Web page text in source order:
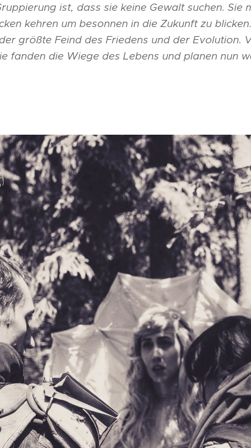
ist, dass sie keine Gewalt suchen. Sie
kehren um besonnen in die Zukunft zu
größte Feind des Friedens und der Evolution.
fanden die Wiege des Lebens und planen nun